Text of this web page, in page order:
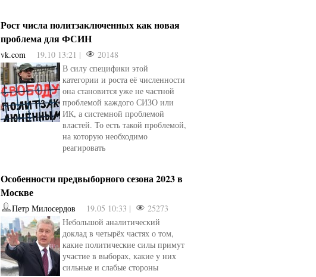
Рост числа политзаключенных как новая
проблема для ФСИН
vk.com 19.10 13:21 |
20148
В силу специфики этой
категории и роста её численности
она становится уже не частной
проблемой каждого СИЗО или
ИК, а системной проблемой
властей. То есть такой проблемой,
на которую необходимо
реагировать
Особенности предвыборного сезона 2023 в
Москве
Петр Милосердов 19.05 10:33 |
25273
Небольшой аналитический
доклад в четырёх частях о том,
какие политические силы примут
участие в выборах, какие у них
сильные и слабые стороны